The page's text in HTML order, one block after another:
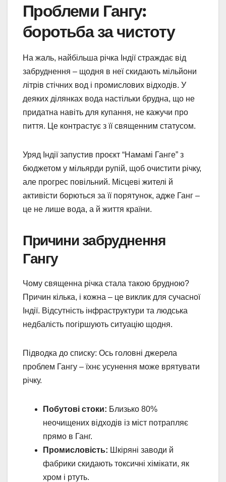
Проблеми Гангу:
боротьба за чистоту
На жаль, найбільша річка Індії страждає від
забруднення – щодня в неї скидають мільйони
літрів стічних вод і промислових відходів. У
деяких ділянках вода настільки брудна, що не
придатна навіть для купання, не кажучи про
пиття. Це контрастує з її священним статусом.
Уряд Індії запустив проєкт “Намамі Ганге” з
бюджетом у мільярди рупій, щоб очистити річку,
але прогрес повільний. Місцеві жителі й
активісти борються за її порятунок, адже Ганг –
це не лише вода, а й життя країни.
Причини забруднення
Гангу
Чому священна річка стала такою брудною?
Причин кілька, і кожна – це виклик для сучасної
Індії. Відсутність інфраструктури та людська
недбалість погіршують ситуацію щодня.
Підводка до списку: Ось головні джерела
проблем Гангу – їхнє усунення може врятувати
річку.
Побутові стоки: Близько 80%
неочищених відходів із міст потрапляє
прямо в Ганг.
Промисловість: Шкіряні заводи й
фабрики скидають токсичні хімікати, як
хром і ртуть.